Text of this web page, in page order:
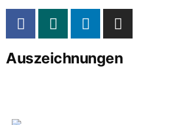
Auszeichnungen